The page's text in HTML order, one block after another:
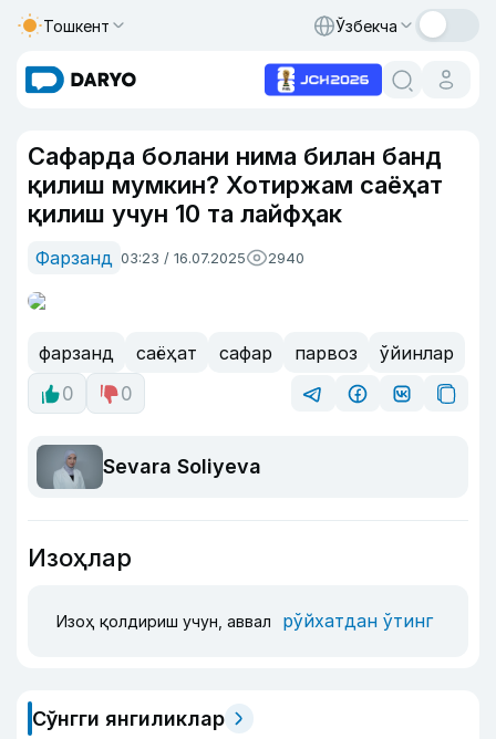
Тошкент Ўзбекча
Сафарда болани нима билан банд
қилиш мумкин? Хотиржам саёҳат
қилиш учун 10 та лайфҳак
Фарзанд 03:23 / 16.07.2025 2940
фарзанд саёҳат сафар парвоз
ўйинлар
0
0
Sevara Soliyeva
Изоҳлар
Изоҳ қолдириш учун, аввал рўйхатдан ўтинг
Сўнгги янгиликлар